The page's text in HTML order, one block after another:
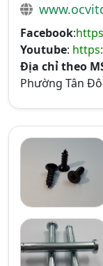
Facebook:
Youtube:
Địa chỉ theo
Phường Tân